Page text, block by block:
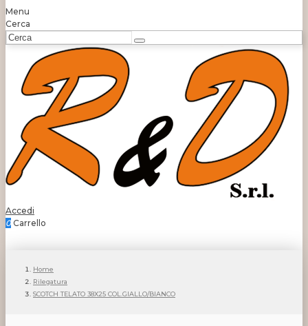
Menu
Cerca
Accedi
0 Carrello
Home
Rilegatura
SCOTCH TELATO 38X25 COL.GIALLO/BIANCO